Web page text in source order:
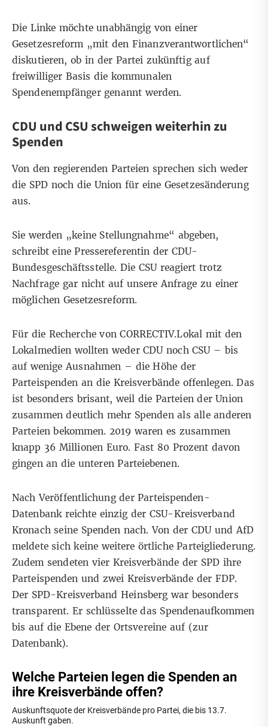
Die Linke möchte unabhängig von einer
Gesetzesreform „mit den Finanzverantwortlichen“
diskutieren, ob in der Partei zukünftig auf
freiwilliger Basis die kommunalen
Spendenempfänger genannt werden.
CDU und CSU schweigen weiterhin zu
Spenden
Von den regierenden Parteien sprechen sich weder
die SPD noch die Union für eine Gesetzesänderung
aus.
Sie werden „keine Stellungnahme“ abgeben,
schreibt eine Pressereferentin der CDU-
Bundesgeschäftsstelle. Die CSU reagiert trotz
Nachfrage gar nicht auf unsere Anfrage zu einer
möglichen Gesetzesreform.
Für die Recherchevon CORRECTIV.Lokal mit den
Lokalmedien wollten weder CDU noch CSU – bis
auf wenige Ausnahmen – die Höhe der
Parteispenden an die Kreisverbände offenlegen. Das
ist besonders brisant, weil die Parteien der Union
zusammen deutlich mehr Spenden als alle anderen
Parteien bekommen. 2019 waren es zusammen
knapp 36 Millionen Euro. Fast 80 Prozent davon
gingen an die unteren Parteiebenen.
Nach Veröffentlichung der Parteispenden-
Datenbank reichte einzig der CSU-Kreisverband
Kronach seine Spenden nach. Von der CDU und AfD
meldete sich keine weitere örtliche Parteigliederung.
Zudem sendeten vier Kreisverbände der SPD ihre
Parteispenden und zwei Kreisverbände der FDP.
Der SPD-Kreisverband Heinsberg war besonders
transparent. Er schlüsselte das Spendenaufkommen
bis auf die Ebene der Ortsvereine auf (zur
Datenbank).